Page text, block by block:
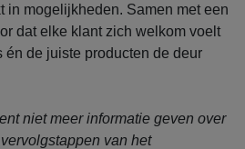
in mogelijkheden. Samen met een
dat elke klant zich welkom voelt
én de juiste producten de deur
niet meer informatie geven over
van het